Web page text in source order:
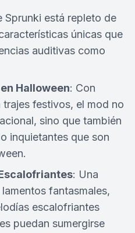
Sprunki está repleto de
únicas que
auditivas como
Halloween: Con
festivos, el mod no
sino que también
inquietantes que son
: Una
fantasmales,
escalofriantes
puedan sumergirse